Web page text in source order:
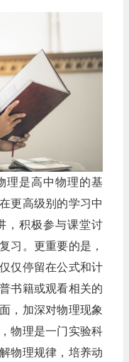
理是高中物理的基
更高级别的学习中
，积极参与课堂讨
习。更重要的是，
仅停留在公式和计
书籍或观看相关的
，加深对物理现象
物理是一门实验科
物理规律，培养动